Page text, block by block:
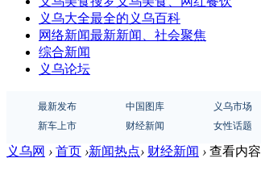
义乌大全最全的义乌百科
网络新闻最新新闻、社会聚焦
综合新闻
义乌论坛
最新发布 中国图库 义乌市场
新车上市
财经新闻 女性话题
义乌网 › 首页 ›新闻热点› 财经新闻 › 查看内容